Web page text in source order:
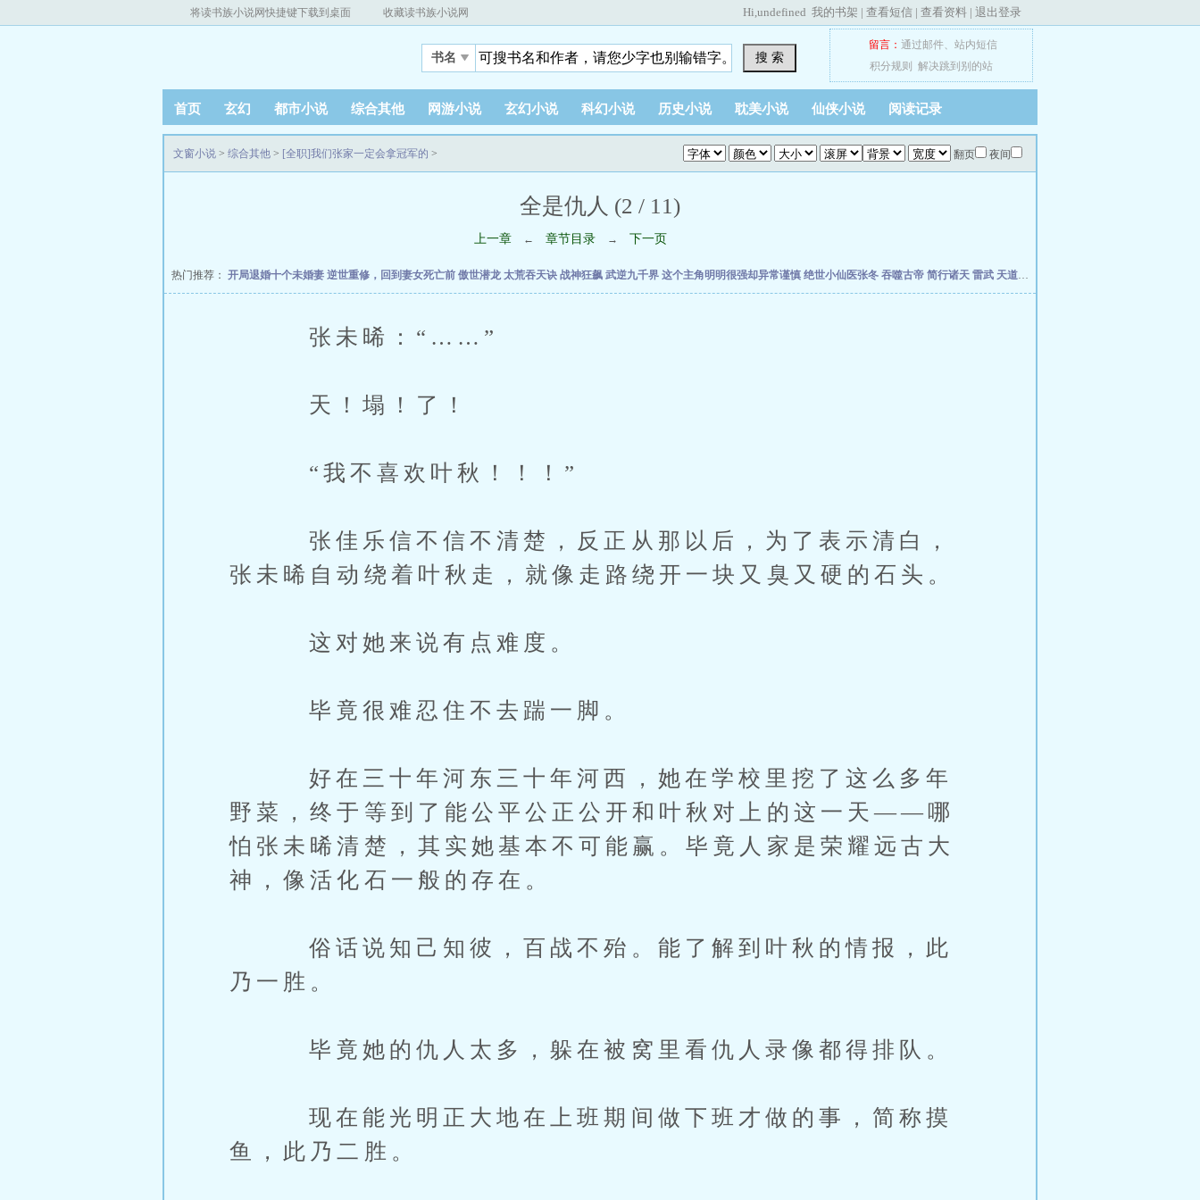
将读书族小说网快捷键下载到桌面 收藏读书族小说网 Hi,undefined 我的书架 | 查看短信 | 查看资料 | 退出登录
书名 搜 索
留言： 通过邮件、 站内短信
积分规则
解决跳到别的站
首页 玄幻 都市小说 综合其他 网游小说 玄幻小说 科幻小说 历史小说 耽美小说 仙侠小说 阅读记录
翻页 夜间
文窗小说 > 综合其他 > [全职]我们张家一定会拿冠军的 >
全是仇人 (2 / 11)
上一章 ← 章节目录 → 下一页
热门推荐： 开局退婚十个未婚妻 逆世重修，回到妻女死亡前 傲世潜龙太荒吞天诀 战神狂飙 武逆九千界 这个主角明明很强却异常谨慎 绝世小仙医张冬 吞噬古帝 简行诸天 雷武 天道天骄
张未晞：“……”
天！塌！了！
“我不喜欢叶秋！！！”
张佳乐信不信不清楚，反正从那以后，为了表示清白，
张未晞自动绕着叶秋走，就像走路绕开一块又臭又硬的石头。
这对她来说有点难度。
毕竟很难忍住不去踹一脚。
好在三十年河东三十年河西，她在学校里挖了这么多年
野菜，终于等到了能公平公正公开和叶秋对上的这一天——哪
怕张未晞清楚，其实她基本不可能赢。毕竟人家是荣耀远古大
神，像活化石一般的存在。
俗话说知己知彼，百战不殆。能了解到叶秋的情报，此
乃一胜。
毕竟她的仇人太多，躲在被窝里看仇人录像都得排队。
现在能光明正大地在上班期间做下班才做的事，简称摸
鱼，此乃二胜。